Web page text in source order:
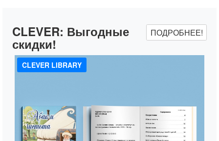
CLEVER: Выгодные
скидки!
ПОДРОБНЕЕ!
CLEVER LIBRARY